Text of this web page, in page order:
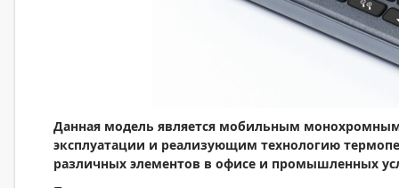
Данная модель является мобильным
эксплуатации и реализующим технологию
различных элементов в офисе и промышленных